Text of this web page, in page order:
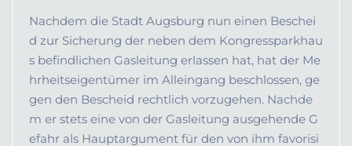
Nachdem die Stadt Augsburg nun einen Beschei
d zur Sicherung der neben dem Kongressparkhau
s befindlichen Gasleitung erlassen hat, hat der Me
hrheitseigentümer im Alleingang beschlossen, ge
gen den Bescheid rechtlich vorzugehen. Nachde
m er stets eine von der Gasleitung ausgehende G
efahr als Hauptargument für den von ihm favorisi